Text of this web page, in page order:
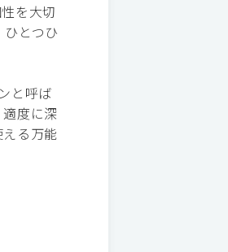
を大切
とつひ
と呼ば
度に深
る万能